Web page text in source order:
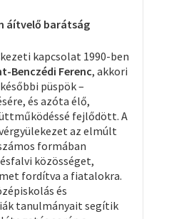
áítvelő barátság
kapcsolat 1990-ben
Benczédi Ferenc, akkori
püspök –
és azóta élő,
fejlődött.A
az elmúlt
formában
közösséget,
fordítva a fiatalokra.
és
tanulmányait segítik